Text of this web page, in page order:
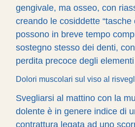
gengivale, ma osseo, con
creando le cosiddette “tasche
possono in breve tempo
sostegno stesso dei denti,
perdita precoce degli
Dolori muscolari sul viso al
Svegliarsi al mattino con la
dolente è in genere indice di
contrattura legata ad uno